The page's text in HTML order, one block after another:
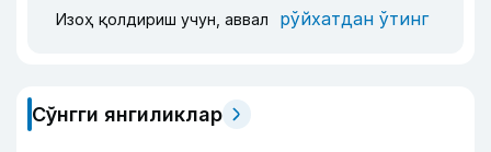
Изоҳ қолдириш учун, аввал рўйхатдан ўтинг
Сўнгги янгиликлар